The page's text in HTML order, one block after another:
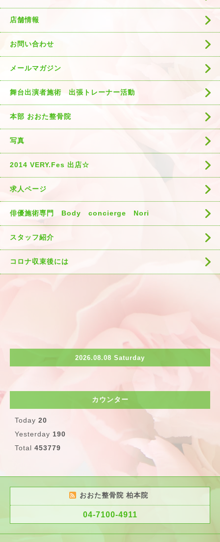
店舗情報
お問い合わせ
メールマガジン
舞台出演者施術 出張トレーナー活動
本部 おおた整骨院
写真
2014 VERY.Fes 出店☆
求人ページ
俳優施術専門 Body concierge Nori
スタッフ紹介
コロナ収束後には
2026.08.08 Saturday
カウンター
Today 20
Yesterday 190
Total 453779
おおた整骨院 柏本院
04-7100-4911